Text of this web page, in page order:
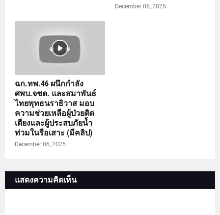
December 06, 2025
ฉก.ทพ.46 ผนึกกำลัง
ศพบ.จชต. และสมาพันธ์
ไทยพุทธนราธิวาส มอบ
ความช่วยเหลือผู้ป่วยติด
เตียงและผู้ประสบภัยน้ำ
ท่วมในรือเสาะ (มีคลิป)
December 06, 2025
แสดงความคิดเห็น